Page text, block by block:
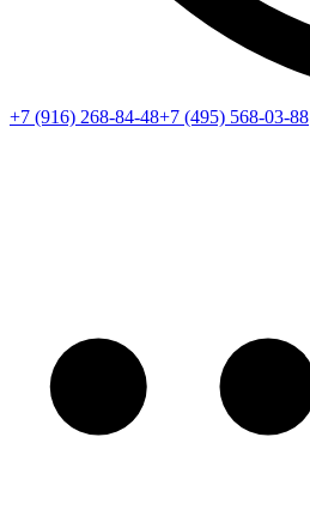
+7 (916) 268-84-48+7 (495) 568-03-88